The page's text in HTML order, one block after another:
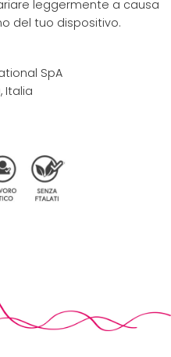
leggermente a causa
del tuo dispositivo.
SpA
Italia